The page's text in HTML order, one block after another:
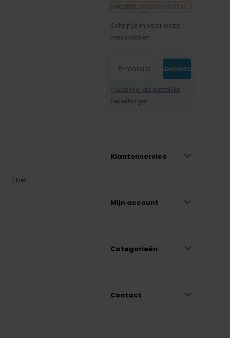
Ebel
Schrijf je in voor onze
nieuwsbrief:
Abonneer
* Lees hier de wettelijke
beperkingen
Klantenservice
Mijn account
Categorieën
Contact